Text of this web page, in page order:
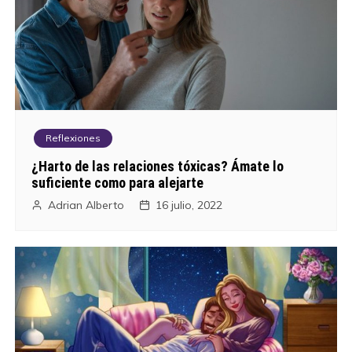
n
t
r
a
Reflexiones
¿Harto de las relaciones tóxicas? Ámate lo
suficiente como para alejarte
Adrian Alberto 16 julio, 2022